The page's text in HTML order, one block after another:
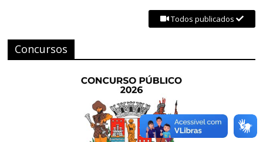
Todos publicados
Concursos